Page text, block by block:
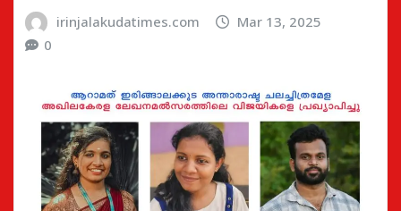
irinjalakudatimes.com
Mar 13, 2025
0